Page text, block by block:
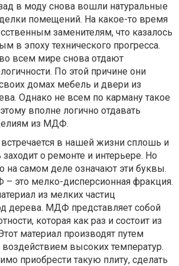
в моду снова вошли натуральные
помещений. На какое-то время
заменителям, что казалось
в эпоху технического прогресса.
всем мире снова отдают
По этой причине они
домах мебель и двери из
Однако не всем по карману такое
вполне логично отдавать
из МДФ.
встречается в нашей жизни сплошь и
о ремонте и интерьере. Но
на самом деле означают эти буквы.
это мелко-дисперсионная фракция.
из мелких частиц
дерева. МДФ представляет собой
которая как раз и состоит из
материал производят путем
высоких температур.
приобрести такую плиту, сделать